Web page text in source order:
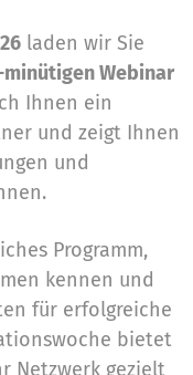
laden wir Sie
Webinar
Ihnen ein
und zeigt Ihnen
und
Programm,
kennen und
für erfolgreiche
bietet
Netzwerk gezielt